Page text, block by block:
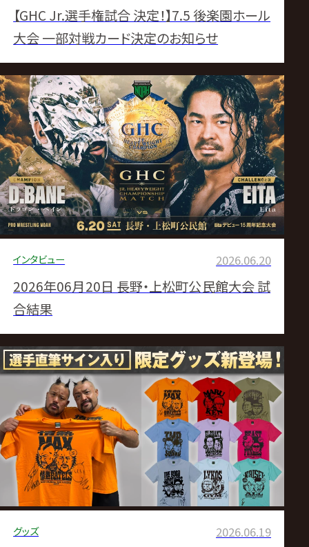
【GHC Jr.選手権試合 決定！】7.5 後楽園ホール
大会 一部対戦カード決定のお知らせ
インタビュー 2026.06.20
2026年06月20日 長野・上松町公民館大会 試
合結果
グッズ 2026.06.19